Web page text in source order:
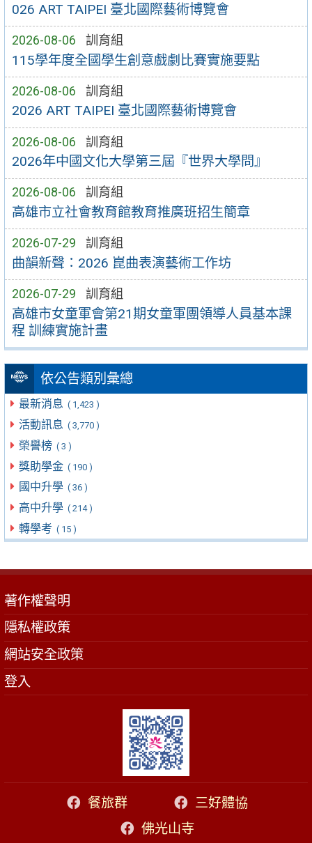
026 ART TAIPEI 臺北國際藝術博覽會
2026-08-06 訓育組
115學年度全國學生創意戲劇比賽實施要點
2026-08-06 訓育組
2026 ART TAIPEI 臺北國際藝術博覽會
2026-08-06 訓育組
2026年中國文化大學第三屆『世界大學問』
2026-08-06 訓育組
高雄市立社會教育館教育推廣班招生簡章
2026-07-29 訓育組
曲韻新聲：2026 崑曲表演藝術工作坊
2026-07-29 訓育組
高雄市女童軍會第21期女童軍團領導人員基本課
程 訓練實施計畫
依公告類別彙總
最新消息 ( 1,423 )
活動訊息 ( 3,770 )
榮譽榜 ( 3 )
獎助學金 ( 190 )
國中升學 ( 36 )
高中升學 ( 214 )
轉學考 ( 15 )
著作權聲明
隱私權政策
網站安全政策
登入
餐旅群
三好體協
佛光山寺